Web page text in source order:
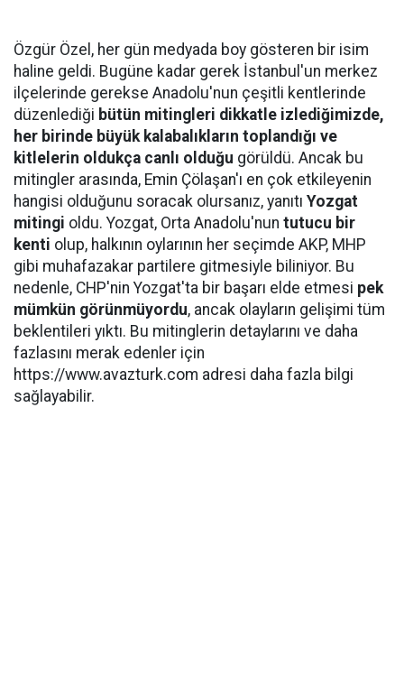
Özgür Özel, her gün medyada boy gösteren bir isim
haline geldi. Bugüne kadar gerek İstanbul'un merkez
ilçelerinde gerekse Anadolu'nun çeşitli kentlerinde
düzenlediği bütün mitingleri dikkatle izlediğimizde,
her birinde büyük kalabalıkların toplandığı ve
kitlelerin oldukça canlı olduğu görüldü. Ancak bu
mitingler arasında, Emin Çölaşan'ı en çok etkileyenin
hangisi olduğunu soracak olursanız, yanıtı Yozgat
mitingi oldu. Yozgat, Orta Anadolu'nun tutucu bir
kenti olup, halkının oylarının her seçimde AKP, MHP
gibi muhafazakar partilere gitmesiyle biliniyor. Bu
nedenle, CHP'nin Yozgat'ta bir başarı elde etmesi pek
mümkün görünmüyordu, ancak olayların gelişimi tüm
beklentileri yıktı. Bu mitinglerin detaylarını ve daha
fazlasını merak edenler için
https://www.avazturk.com adresi daha fazla bilgi
sağlayabilir.